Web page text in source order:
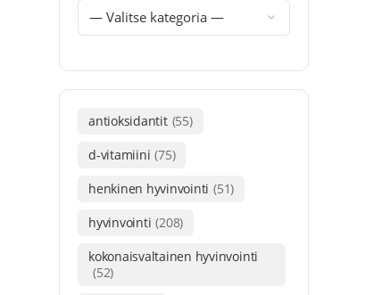
antioksidantit (55)
d-vitamiini (75)
henkinen hyvinvointi (51)
hyvinvointi (208)
kokonaisvaltainen hyvinvointi
(52)